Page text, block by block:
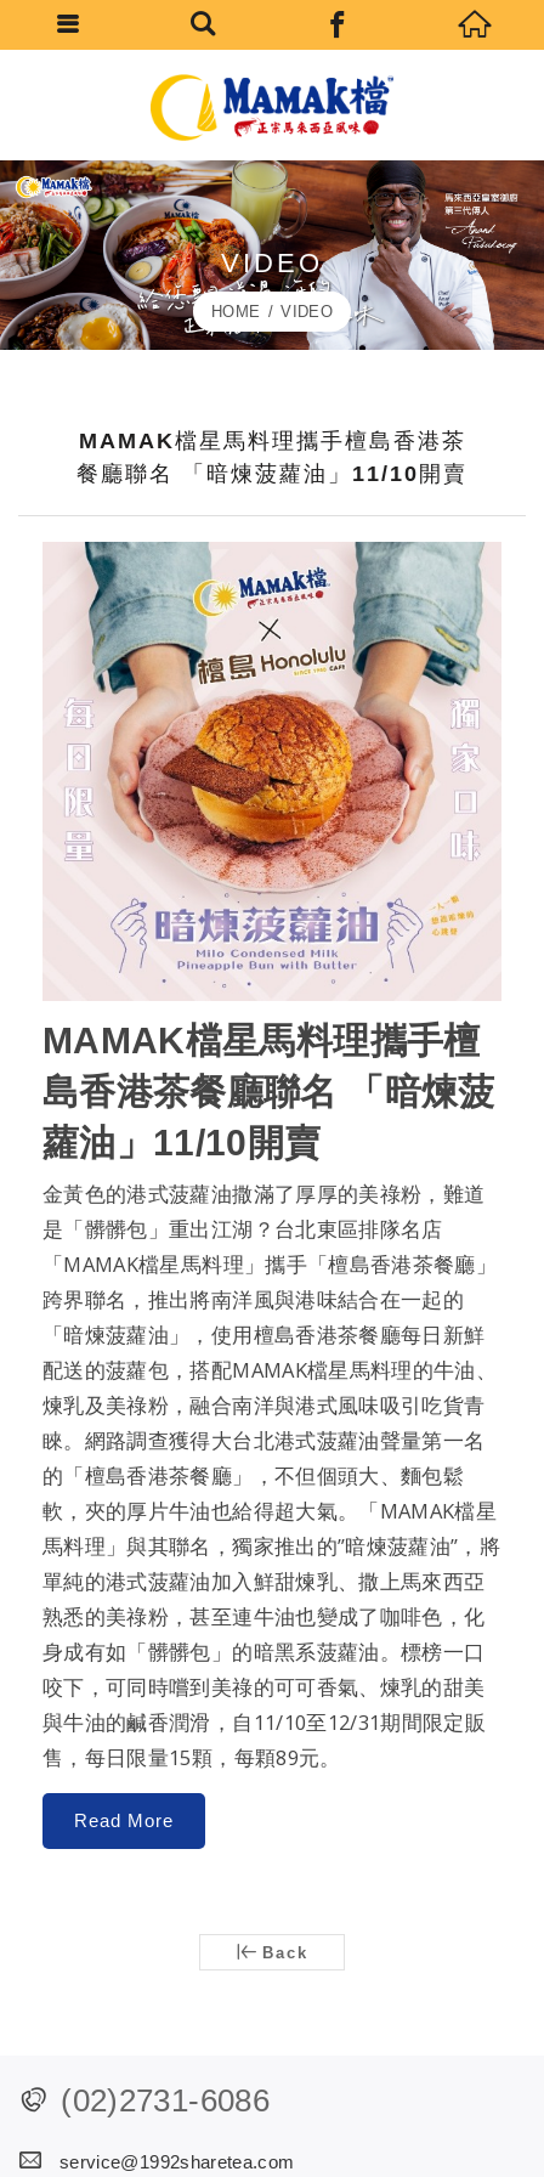
VIDEO
HOME VIDEO
MAMAK檔星馬料理攜手檀島香港茶
餐廳聯名 「暗煉菠蘿油」11/10開賣
MAMAK檔星馬料理攜手檀
島香港茶餐廳聯名 「暗煉菠
蘿油」11/10開賣
金黃色的港式菠蘿油撒滿了厚厚的美祿粉，難道
是「髒髒包」重出江湖？台北東區排隊名店
「MAMAK檔星馬料理」攜手「檀島香港茶餐廳」
跨界聯名，推出將南洋風與港味結合在一起的
「暗煉菠蘿油」，使用檀島香港茶餐廳每日新鮮
配送的菠蘿包，搭配MAMAK檔星馬料理的牛油、
煉乳及美祿粉，融合南洋與港式風味吸引吃貨青
睞。網路調查獲得大台北港式菠蘿油聲量第一名
的「檀島香港茶餐廳」，不但個頭大、麵包鬆
軟，夾的厚片牛油也給得超大氣。「MAMAK檔星
馬料理」與其聯名，獨家推出的”暗煉菠蘿油”，將
單純的港式菠蘿油加入鮮甜煉乳、撒上馬來西亞
熟悉的美祿粉，甚至連牛油也變成了咖啡色，化
身成有如「髒髒包」的暗黑系菠蘿油。標榜一口
咬下，可同時嚐到美祿的可可香氣、煉乳的甜美
與牛油的鹹香潤滑，自11/10至12/31期間限定販
售，每日限量15顆，每顆89元。
Read More
Back
(02)2731-6086
service@1992sharetea.com